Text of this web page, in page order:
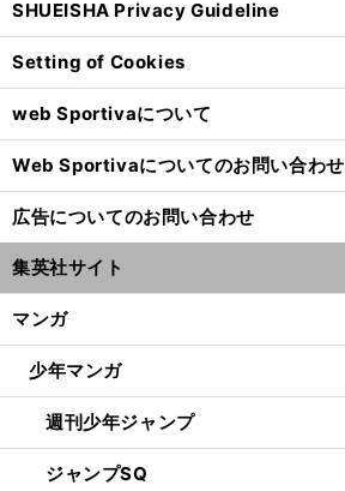
SHUEISHA Privacy Guideline
Setting of Cookies
web Sportivaについて
Web Sportivaについてのお問い合わせ
広告についてのお問い合わせ
集英社サイト
マンガ
少年マンガ
週刊少年ジャンプ
ジャンプSQ